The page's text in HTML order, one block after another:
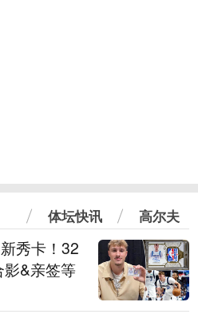
体坛快讯 高尔夫
秀卡！32
&亲签等